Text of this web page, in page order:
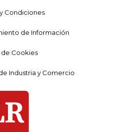
Condiciones
de Información
Cookies
Industria y Comercio